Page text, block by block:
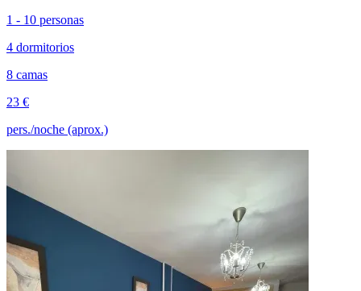
1 - 10 personas
4 dormitorios
8 camas
23 €
pers./noche (aprox.)